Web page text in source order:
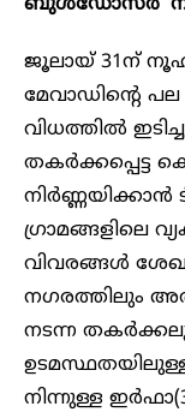
ജൂലായ് 31ന്
മേവാഡിന്റെ
വിധത്തിൽ
തകർക്കപ്പെട്ട
നിർണ്ണയിക്കാൻ
ഗ്രാമങ്ങളിലെ
വിവരങ്ങൾ
നഗരത്തിലും
നടന്ന
നിന്നുള്ള